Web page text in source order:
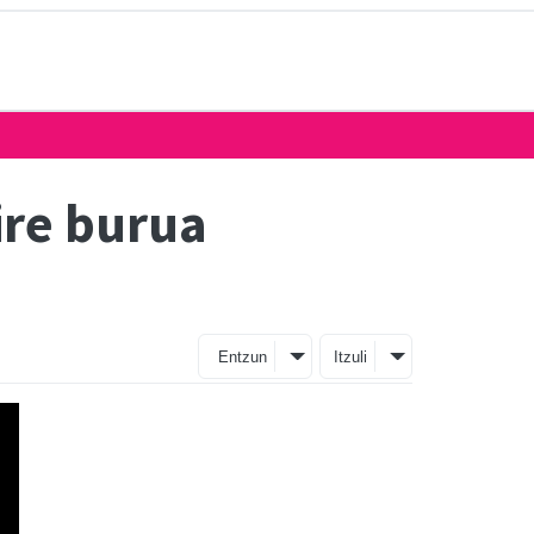
burua
Entzun Itzuli